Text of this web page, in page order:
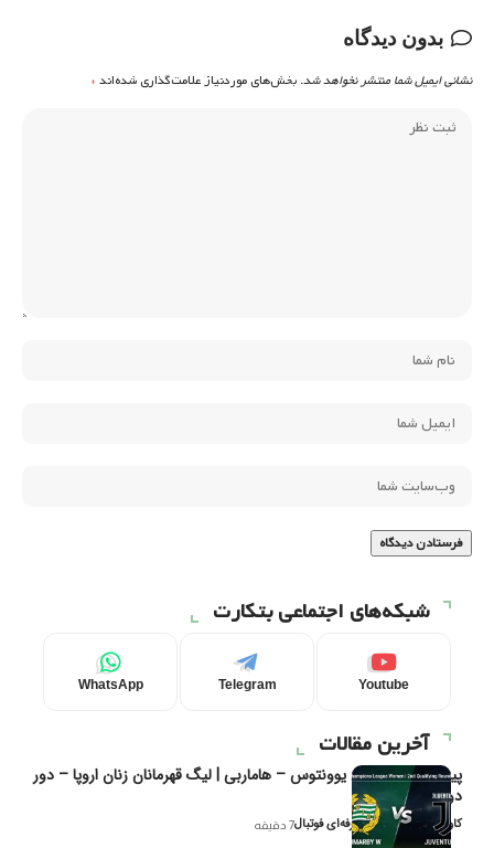
بدون دیدگاه
نشانی ایمیل شما منتشر نخواهد شد. بخش‌های موردنیاز علامت‌گذاری شده‌اند*
شبکه‌های اجتماعی بتکارت
Youtube
Telegram
WhatsApp
آخرین مقالات
پیش‌بینی و تحلیل یوونتوس – هاماربی | لیگ قهرمانان زنان اروپا – دور
دوم مرحله
کاوه نیک‌فر، تحلیل‌گر حرفه‌ای فوتبال7 دقیقه